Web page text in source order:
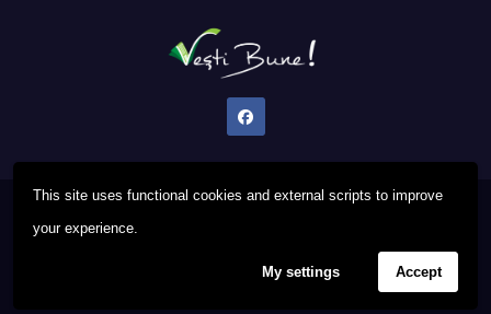
This site uses functional cookies and external scripts to improve
your experience.
My settings Accept
Proudly powered by WordPress
Privacy PolicyFAQ